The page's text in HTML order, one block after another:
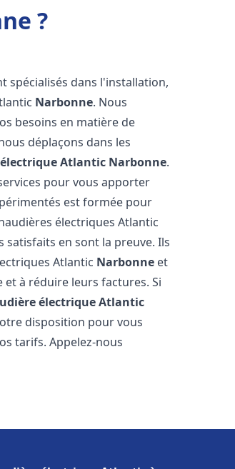
?
spécialisés dans l'installation,
Narbonne. Nous
besoins en matière de
déplaçons dans les
Atlantic Narbonne.
pour vous apporter
est formée pour
électriques Atlantic
satisfaits en sont la preuve. Ils
Atlantic Narbonne et
à réduire leurs factures. Si
électrique Atlantic
disposition pour vous
tarifs. Appelez-nous